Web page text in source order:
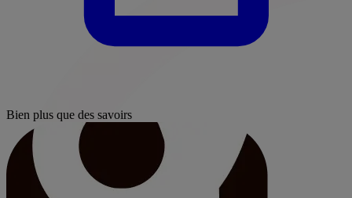
Bien plus que des savoirs